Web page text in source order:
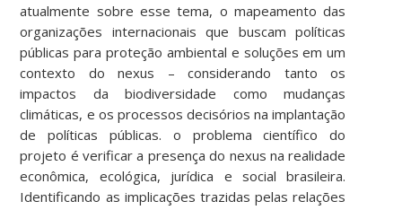
atualmente sobre esse tema, o mapeamento das
organizações internacionais que buscam políticas
públicas para proteção ambiental e soluções em um
contexto do nexus – considerando tanto os
impactos da biodiversidade como mudanças
climáticas, e os processos decisórios na implantação
de políticas públicas. o problema científico do
projeto é verificar a presença do nexus na realidade
econômica, ecológica, jurídica e social brasileira.
Identificando as implicações trazidas pelas relações